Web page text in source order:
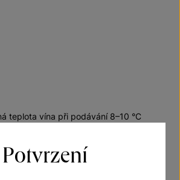
teplota vína při podávání 8–10 °C
Potvrzení